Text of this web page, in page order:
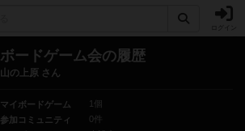
ボードゲーム会の履歴
山の上原 さん
マイボードゲーム
1個
参加コミュニティ
0件